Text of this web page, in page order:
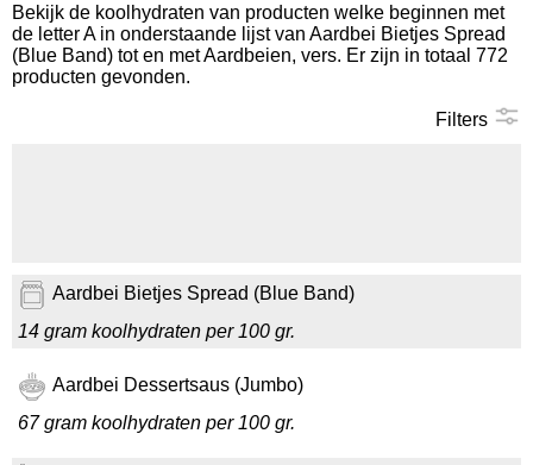
Koolhydraten tellen
Bekijk de koolhydraten van producten welke beginnen met
de letter A in onderstaande lijst van Aardbei Bietjes Spread
(Blue Band) tot en met Aardbeien, vers. Er zijn in totaal 772
producten gevonden.
Filters
Aardbei Bietjes Spread (Blue Band)
14 gram koolhydraten per 100 gr.
Aardbei Dessertsaus (Jumbo)
67 gram koolhydraten per 100 gr.